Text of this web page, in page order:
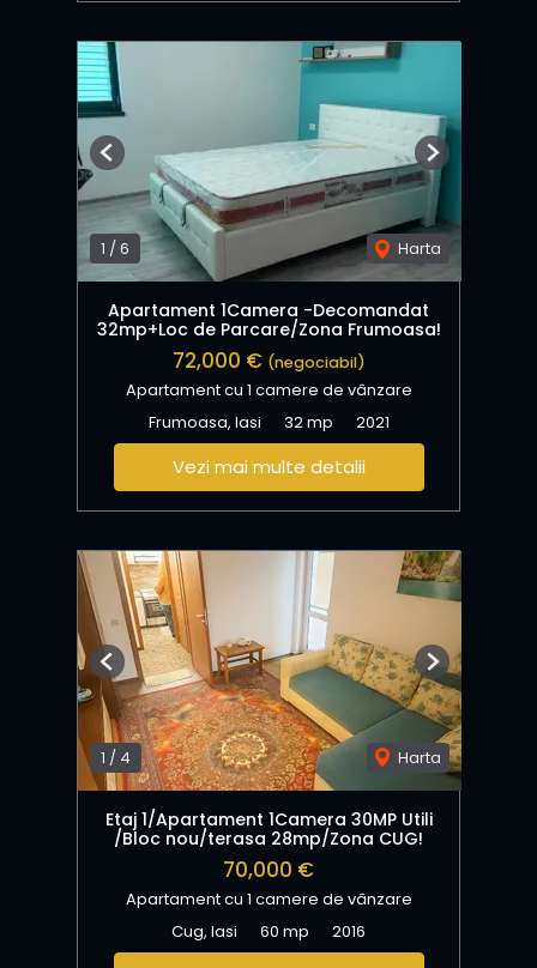
1 /6 Harta
Previous Next
Apartament 1Camera -Decomandat
32mp+Loc de Parcare/Zona Frumoasa!
72,000 € (negociabil)
Apartament cu 1 camere de vânzare
Frumoasa, Iasi
32 mp 2021
Vezi mai multe detalii
1 / 4 Harta
Previous Next
Etaj 1/Apartament 1Camera 30MP Utili
/Bloc nou/terasa 28mp/Zona CUG!
70,000 €
Apartament cu 1 camere de vânzare
Cug, Iasi
60 mp 2016